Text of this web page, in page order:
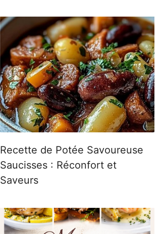
Recette de Potée Savoureuse
Saucisses : Réconfort et
Saveurs